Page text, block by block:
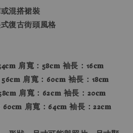
混搭裙裝
復古街頭風格
肩寬：58𝐜𝐦 袖長：16𝐜𝐦
肩寬：60𝐜𝐦 袖長：18𝐜𝐦
肩寬：62𝐜𝐦 袖長：20𝐜𝐦
肩寬：64𝐜𝐦 袖長：22𝐜𝐦